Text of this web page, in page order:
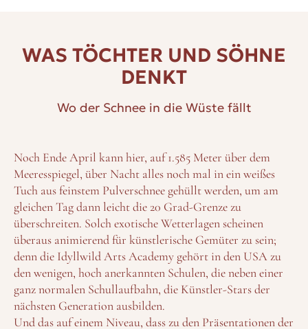
WAS TÖCHTER UND SÖHNE
DENKT
Wo der Schnee in die Wüste fällt
Noch Ende April kann hier, auf 1.585 Meter über dem
Meeresspiegel, über Nacht alles noch mal in ein weißes
Tuch aus feinstem Pulverschnee gehüllt werden, um am
gleichen Tag dann leicht die 20 Grad-Grenze zu
überschreiten. Solch exotische Wetterlagen scheinen
überaus animierend für künstlerische Gemüter zu sein;
denn die Idyllwild Arts Academy gehört in den USA zu
den wenigen, hoch anerkannten Schulen, die neben einer
ganz normalen Schullaufbahn, die Künstler-Stars der
nächsten Generation ausbilden.
Und das auf einem Niveau, dass zu den Präsentationen der